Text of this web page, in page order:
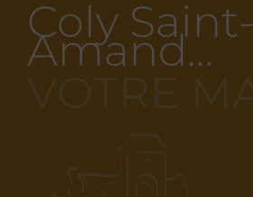
Coly Saint-
Amand…